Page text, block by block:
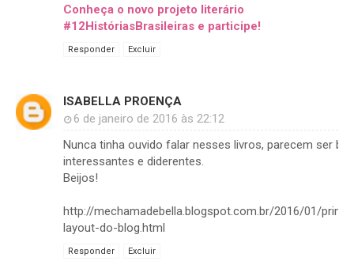
Conheça o novo projeto literário
#12HistóriasBrasileiras e participe!
Responder Excluir
ISABELLA PROENÇA
6 de janeiro de 2016 às 22:12
Nunca tinha ouvido falar nesses livros, parecem ser
interessantes e diderentes.
Beijos!
http://mechamadebella.blogspot.com.br/2016/01/
layout-do-blog.html
Responder Excluir